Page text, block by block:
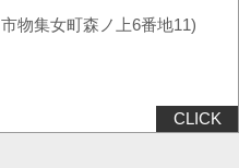
物集女町森ノ上6番地11)